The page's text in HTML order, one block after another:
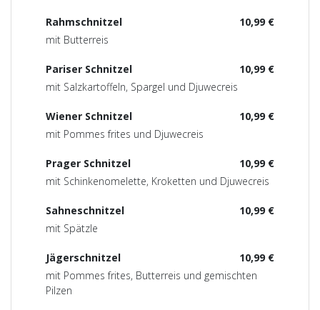
10,99 €
Rahmschnitzel
mit Butterreis
10,99 €
Pariser Schnitzel
mit Salzkartoffeln, Spargel und Djuwecreis
10,99 €
Wiener Schnitzel
mit Pommes frites und Djuwecreis
10,99 €
Prager Schnitzel
mit Schinkenomelette, Kroketten und Djuwecreis
10,99 €
Sahneschnitzel
mit Spätzle
10,99 €
Jägerschnitzel
mit Pommes frites, Butterreis und gemischten
Pilzen